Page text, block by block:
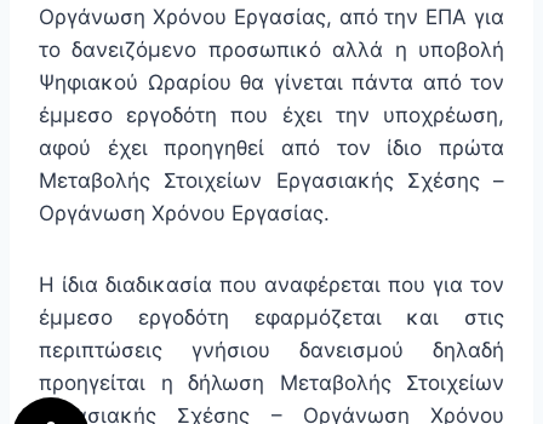
Οργάνωση Χρόνου Εργασίας, από την ΕΠΑ για
το δανειζόμενο προσωπικό αλλά η υποβολή
Ψηφιακού Ωραρίου θα γίνεται πάντα από τον
έμμεσο εργοδότη που έχει την υποχρέωση,
αφού έχει προηγηθεί από τον ίδιο πρώτα
Μεταβολής Στοιχείων Εργασιακής Σχέσης –
Οργάνωση Χρόνου Εργασίας.
Η ίδια διαδικασία που αναφέρεται που για τον
έμμεσο εργοδότη εφαρμόζεται και στις
περιπτώσεις γνήσιου δανεισμού δηλαδή
προηγείται η δήλωση Μεταβολής Στοιχείων
Εργασιακής Σχέσης – Οργάνωση Χρόνου